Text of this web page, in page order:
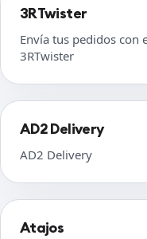
3RTwister
Envía tus pedidos con
3RTwister
AD2 Delivery
AD2 Delivery
Atajos